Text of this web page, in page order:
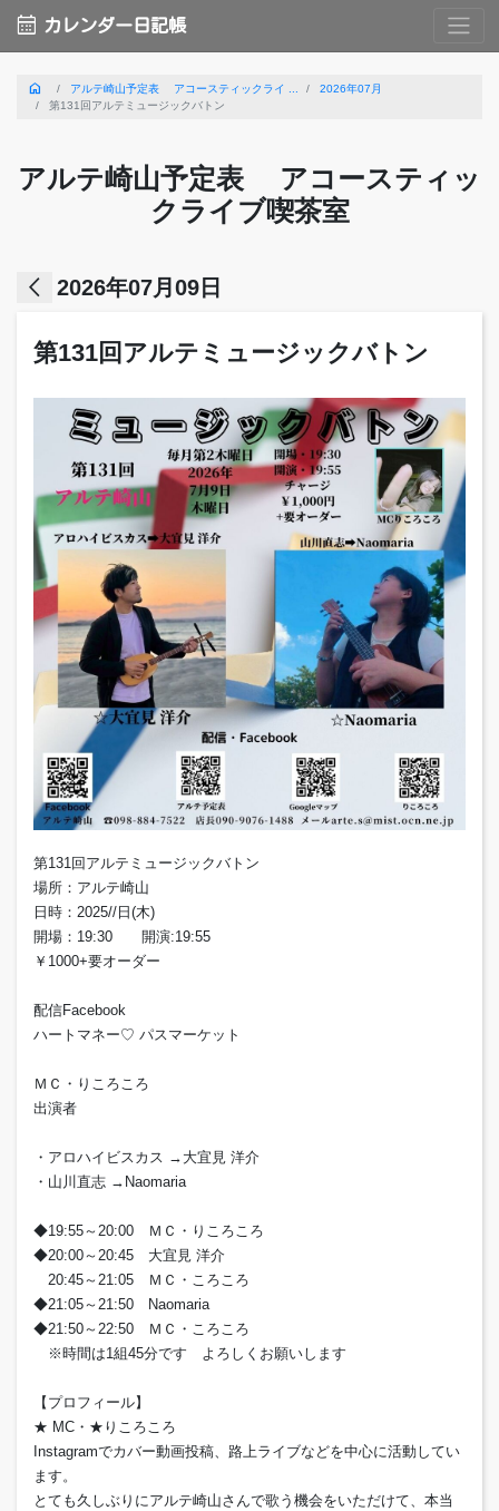
calendar_month カレンダー日記帳
home アルテ崎山予定表 アコースティックライ ...
2026年07月
第131回アルテミュージックバトン
アルテ崎山予定表 アコースティッ
クライブ喫茶室
arrow_back_ios 2026年07月09日
第131回アルテミュージックバトン
第131回アルテミュージックバトン
場所：アルテ崎山
日時：2025//日(木)
開場：19:30 開演:19:55
￥1000+要オーダー
配信Facebook
ハートマネー♡ パスマーケット
ＭＣ・りころころ
出演者
・アロハイビスカス →大宜見 洋介
・山川直志 →Naomaria
◆19:55～20:00 ＭＣ・りころころ
◆20:00～20:45 大宜見 洋介
20:45～21:05 ＭＣ・ころころ
◆21:05～21:50 Naomaria
◆21:50～22:50 ＭＣ・ころころ
※時間は1組45分です よろしくお願いします
【プロフィール】
★ MC・★りころころ
Instagramでカバー動画投稿、路上ライブなどを中心に活動してい
ます。
とても久しぶりにアルテ崎山さんで歌う機会をいただけて、本当